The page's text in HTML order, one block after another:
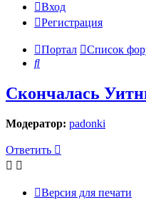
Вход
Регистрация
Портал Список
Поиск
Скончалась
Модератор: padonki
Ответить
Версия для печати